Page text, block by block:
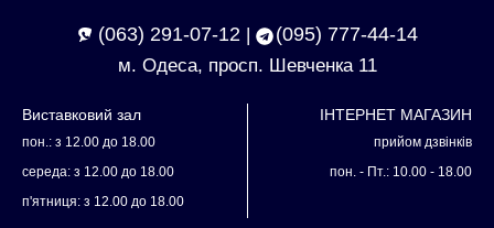
(063) 291-07-12 (095) 777-44-14
м. Одеса, просп. Шевченка 11
Виставковий зал
пон.: з 12.00 до 18.00
середа: з 12.00 до 18.00
п'ятниця: з 12.00 до 18.00
ІНТЕРНЕТ МАГАЗИН
прийом дзвінків
пон. - Пт.: 10.00 - 18.00